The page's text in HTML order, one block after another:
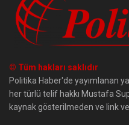
© Tüm hakları saklıdır
Politika Haber'de yayımlanan
her türlü telif hakkı Mustafa
kaynak gösterilmeden ve link